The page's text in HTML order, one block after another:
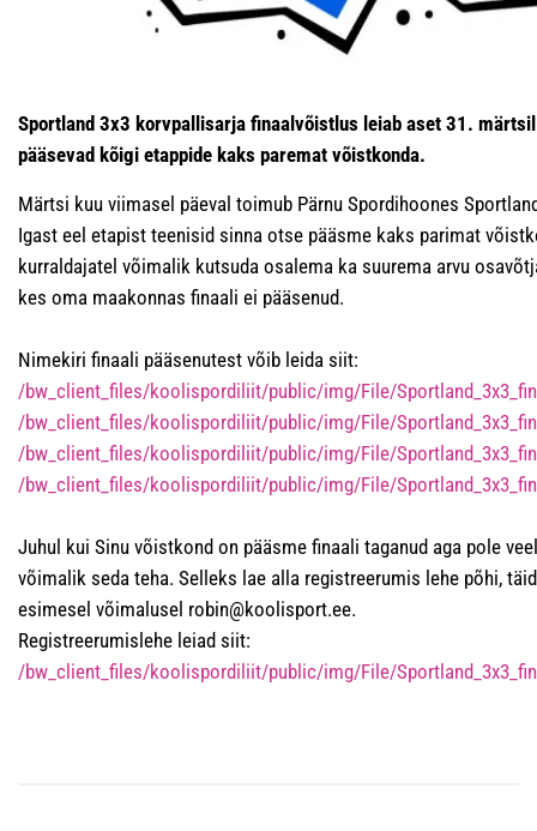
Sportland 3x3 korvpallisarja finaalvõistlus leiab aset 31.
pääsevad kõigi etappide kaks paremat võistkonda.
Märtsi kuu viimasel päeval toimub Pärnu Spordihoones
Igast eel etapist teenisid sinna otse pääsme kaks parimat
kurraldajatel võimalik kutsuda osalema ka suurema arvu
kes oma maakonnas finaali ei pääsenud.
Nimekiri finaali pääsenutest võib leida siit:
/bw_client_files/koolispordiliit/public/img/File/
/bw_client_files/koolispordiliit/public/img/File/
/bw_client_files/koolispordiliit/public/img/File/
/bw_client_files/koolispordiliit/public/img/File/
Juhul kui Sinu võistkond on pääsme finaali taganud aga pole
võimalik seda teha. Selleks lae alla registreerumis lehe põhi,
esimesel võimalusel robin@koolisport.ee.
Registreerumislehe leiad siit:
/bw_client_files/koolispordiliit/public/img/File/